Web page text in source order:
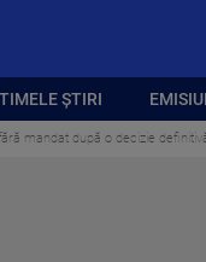
ȘTIRI
mandat după o decizie